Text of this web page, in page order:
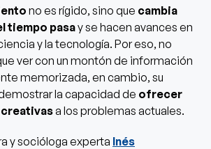
no es rígido, sino que cambia
tiempo pasay se hacen avances en
y la tecnología. Por eso, no
ver con un montón de información
memorizada, en cambio, su
la capacidad de ofrecer
a los problemas actuales.
y socióloga experta Inés